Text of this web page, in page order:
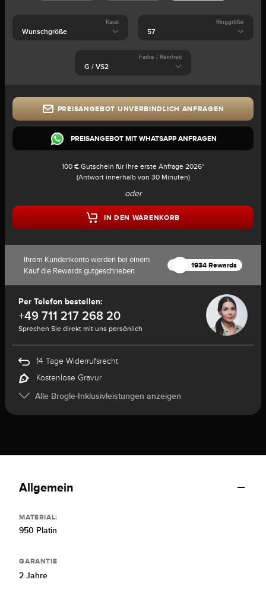
Karat Ringgröße
Farbe / Reinheit
PREISANGEBOT UNVERBINDLICH ANFRAGEN
PREISANGEBOT MIT WHATSAPP ANFRAGEN
100 € Gutschein für Ihre erste Anfrage 2026*
(Antwort innerhalb von 30 Minuten)
oder
IN DEN WARENKORB
Ihrem Kundenkonto werden bei einem
Kauf die Rewards gutgeschrieben
1934 Rewards
Per Telefon bestellen:
+49 711 217 268 20
Sprechen Sie direkt mit uns persönlich
14 Tage Widerrufsrecht
Kostenlose Gravur
Alle Brogle-Inklusivleistungen anzeigen
Allgemein
MATERIAL:
950 Platin
GARANTIE
2 Jahre